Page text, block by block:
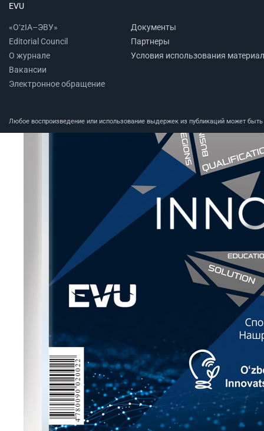
EVU
«O‘zIA–ЭВУ»
Editorial Council
О журнале
Вакансии
Электронное обращение
Документы
Партнеры
Условия использования
Любое воспроизведение или использование выдержек из публикаций может